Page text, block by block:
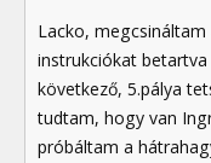
Lacko,
instrukciókat
következő, 5.pálya
tudtam, hogy van
próbáltam a